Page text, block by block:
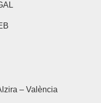
– València